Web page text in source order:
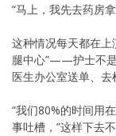
“马上，我先去药房
这种情况每天都在上
腿中心”——护士不
医生办公室送单、去
“我们80%的时间用
事吐槽，”这样下去